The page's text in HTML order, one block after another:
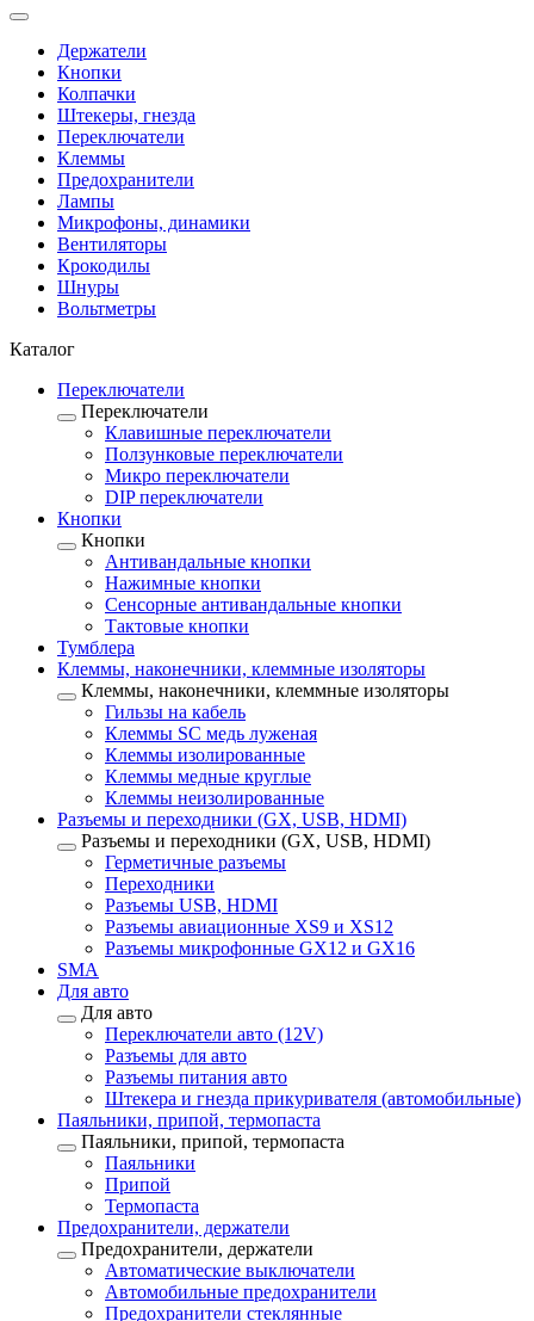
Держатели
Кнопки
Колпачки
Штекеры, гнезда
Переключатели
Клеммы
Предохранители
Лампы
Микрофоны, динамики
Вентиляторы
Крокодилы
Шнуры
Вольтметры
Каталог
Переключатели
Переключатели
Клавишные переключатели
Ползунковые переключатели
Микро переключатели
DIP переключатели
Кнопки
Кнопки
Антивандальные кнопки
Нажимные кнопки
Сенсорные антивандальные кнопки
Тактовые кнопки
Тумблера
Клеммы, наконечники, клеммные изоляторы
Клеммы, наконечники, клеммные изоляторы
Гильзы на кабель
Клеммы SC медь луженая
Клеммы изолированные
Клеммы медные круглые
Клеммы неизолированные
Разъемы и переходники (GX, USB, HDMI)
Разъемы и переходники (GX, USB, HDMI)
Герметичные разъемы
Переходники
Разъемы USB, HDMI
Разъемы авиационные XS9 и XS12
Разъемы микрофонные GX12 и GX16
SMA
Для авто
Для авто
Переключатели авто (12V)
Разъемы для авто
Разъемы питания авто
Штекера и гнезда прикуривателя (автомобильные)
Паяльники, припой, термопаста
Паяльники, припой, термопаста
Паяльники
Припой
Термопаста
Предохранители, держатели
Предохранители, держатели
Автоматические выключатели
Автомобильные предохранители
Предохранители стеклянные